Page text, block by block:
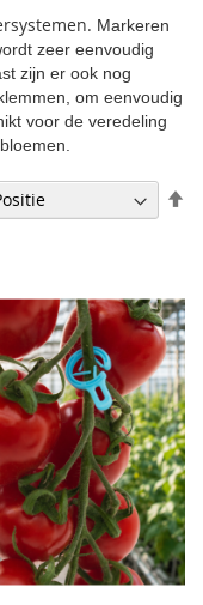
Markeren
zeer eenvoudig
zijn er ook nog
om eenvoudig
voor de veredeling